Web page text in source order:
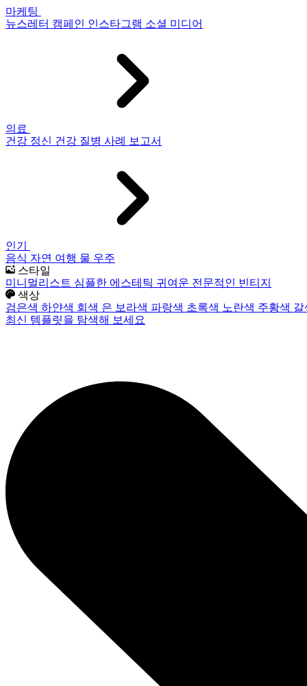
마케팅
뉴스레터 캠페인 인스타그램 소셜 미디어
의료
건강 정신 건강 질병 사례 보고서
인기
음식 자연 여행 물 우주
스타일
미니멀리스트 심플한 에스테틱 귀여운 전문적인 빈티지
색상
검은색 하얀색 회색 은 보라색 파랑색 초록색 노란색 주황색
최신 템플릿을 탐색해 보세요